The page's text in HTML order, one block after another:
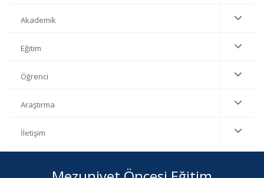
Akademik
Eğitim
Öğrenci
Araştırma
İletişim